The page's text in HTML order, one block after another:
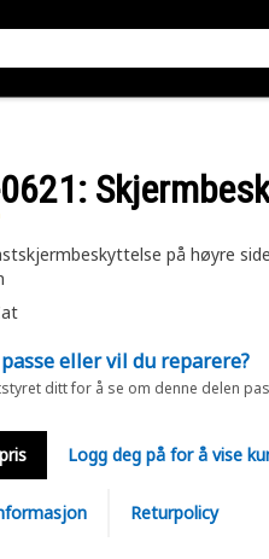
:
på høyre
eller vil du reparere?
ditt for å se om denne delen
Logg deg på for å vise
Returpolicy